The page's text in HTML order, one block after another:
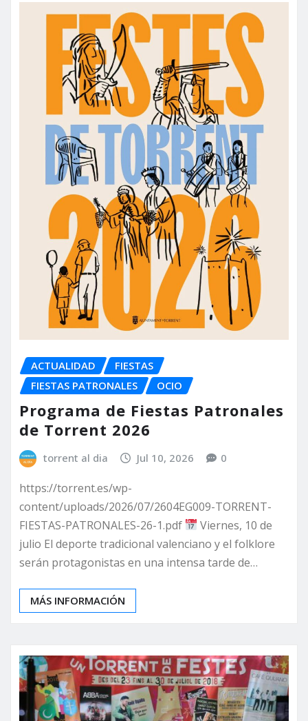
ACTUALIDAD
FIESTAS
FIESTAS PATRONALES
OCIO
Programa de Fiestas Patronales
de Torrent 2026
torrent al dia Jul 10, 2026 0
https://torrent.es/wp-
content/uploads/2026/07/2604EG009-TORRENT-
FIESTAS-PATRONALES-26-1.pdf
Viernes, 10 de
julio El deporte tradicional valenciano y el folklore
serán protagonistas en una intensa tarde de…
MÁS INFORMACIÓN